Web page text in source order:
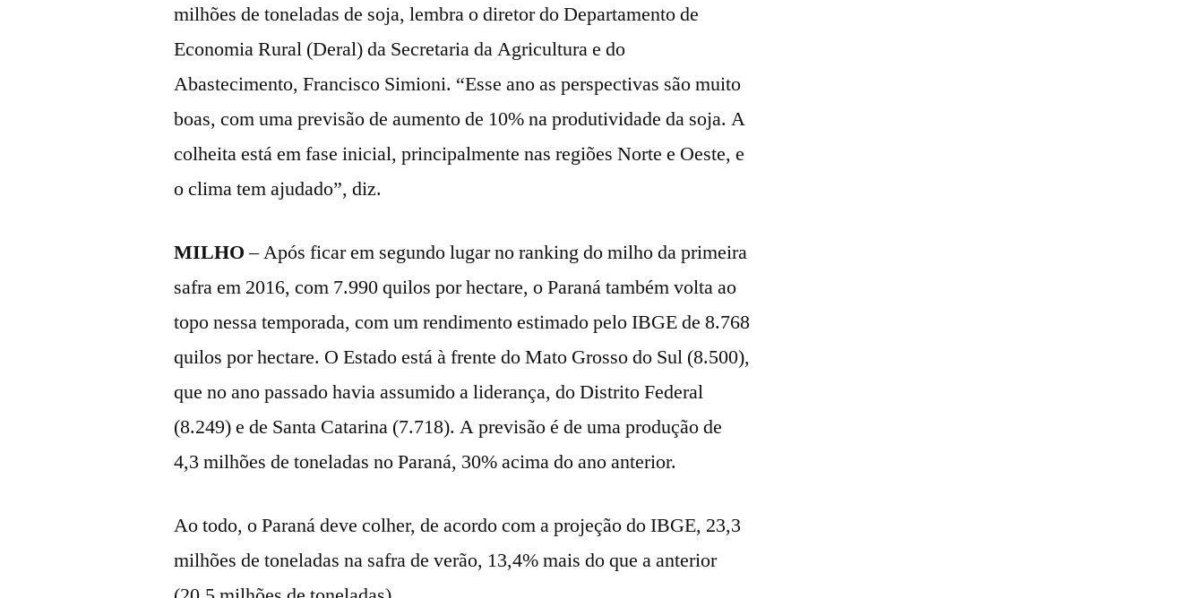
milhões de toneladas de soja, lembra o diretor do Departamento de
Economia Rural (Deral) da Secretaria da Agricultura e do
Abastecimento, Francisco Simioni. “Esse ano as perspectivas são muito
boas, com uma previsão de aumento de 10% na produtividade da soja. A
colheita está em fase inicial, principalmente nas regiões Norte e Oeste, e
o clima tem ajudado”, diz.
MILHO– Após ficar em segundo lugar no ranking do milho da primeira
safra em 2016, com 7.990 quilos por hectare, o Paraná também volta ao
topo nessa temporada, com um rendimento estimado pelo IBGE de 8.768
quilos por hectare. O Estado está à frente do Mato Grosso do Sul (8.500),
que no ano passado havia assumido a liderança, do Distrito Federal
(8.249) e de Santa Catarina (7.718). A previsão é de uma produção de
4,3 milhões de toneladas no Paraná, 30% acima do ano anterior.
Ao todo, o Paraná deve colher, de acordo com a projeção do IBGE, 23,3
milhões de toneladas na safra de verão, 13,4% mais do que a anterior